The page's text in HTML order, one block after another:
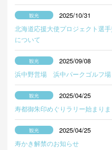
2025/10/31
北海道応援大使プロジェクト選
について
2025/09/08
浜中野営場 浜中パークゴルフ
2025/04/25
寿都御朱印めぐりラリー始まりま
2025/04/25
寿かき解禁のお知らせ